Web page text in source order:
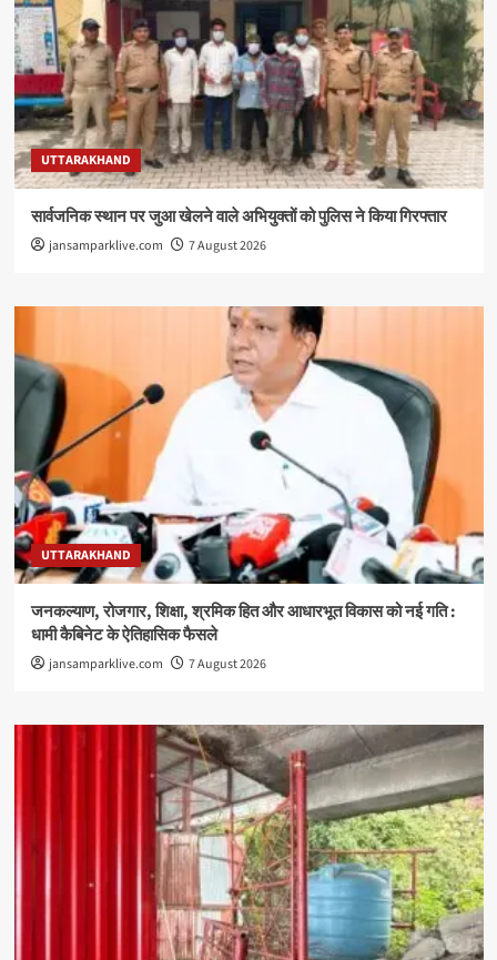
UTTARAKHAND
सार्वजनिक स्थान पर जुआ खेलने वाले अभियुक्तों को पुलिस ने किया गिरफ्तार
jansamparklive.com 7 August 2026
UTTARAKHAND
जनकल्याण, रोजगार, शिक्षा, श्रमिक हित और आधारभूत विकास को नई गति :
धामी कैबिनेट के ऐतिहासिक फैसले
jansamparklive.com 7 August 2026